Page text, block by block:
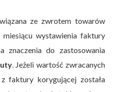
ze zwrotem towarów
wystawienia faktury
znaczenia do zastosowania
. Jeżeli wartość zwracanych
faktury korygującej została